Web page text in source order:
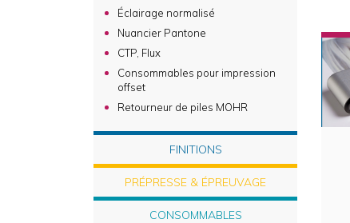
Éclairage normalisé
Nuancier Pantone
CTP, Flux
Consommables pour impression
offset
Retourneur de piles MOHR
FINITIONS
PRÉPRESSE & ÉPREUVAGE
CONSOMMABLES